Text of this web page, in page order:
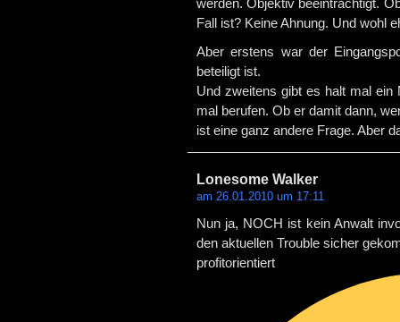
werden. Objektiv beeinträchtigt.
Fall ist? Keine Ahnung. Und wohl
Aber erstens war der
beteiligt ist.
Und zweitens gibt es halt mal
mal berufen. Ob er damit dann,
ist eine ganz andere Frage. Aber
Lonesome Walker
am 26.01.2010 um 17:11
Nun ja, NOCH ist kein Anwalt
den aktuellen Trouble sicher
profitorientiert